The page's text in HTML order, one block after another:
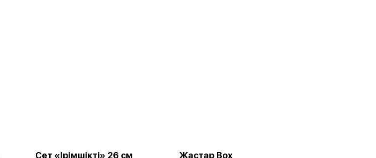
Сет «Ірімшіктi» 26 см Жастар Box